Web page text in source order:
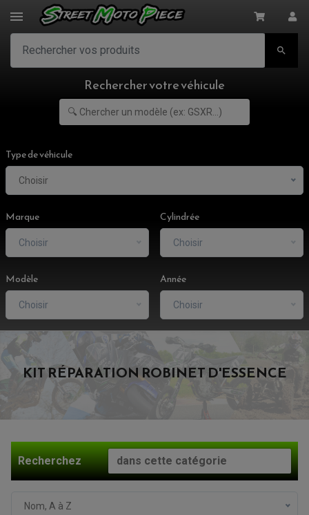

Rechercher votre véhicule
Type de véhicule
Choisir
Marque
Choisir
Cylindrée
Choisir
Modèle
Choisir
Année
Choisir
KIT RÉPARATION ROBINET D'ESSENCE
Recherchez
Nom, A à Z